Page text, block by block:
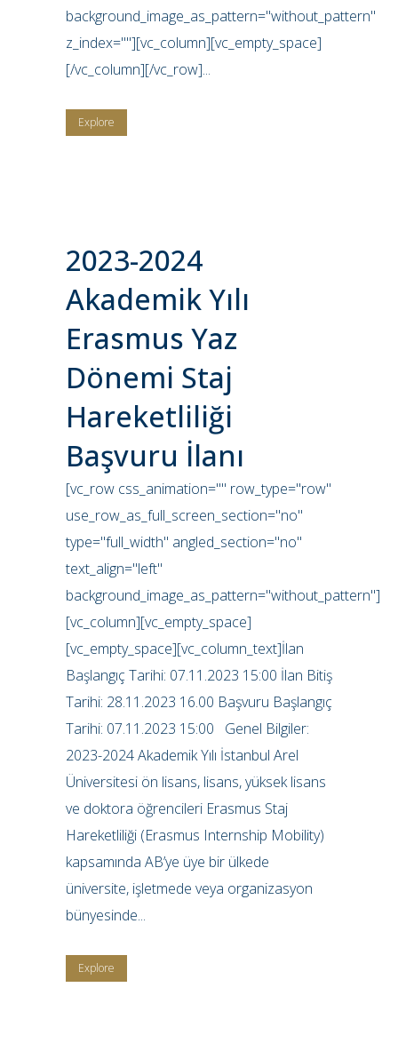
background_image_as_pattern="without_pattern"
z_index=""][vc_column][vc_empty_space]
[/vc_column][/vc_row]...
Explore
2023-2024
Akademik Yılı
Erasmus Yaz
Dönemi Staj
Hareketliliği
Başvuru İlanı
[vc_row css_animation="" row_type="row"
use_row_as_full_screen_section="no"
type="full_width" angled_section="no"
text_align="left"
background_image_as_pattern="without_pattern"]
[vc_column][vc_empty_space]
[vc_empty_space][vc_column_text]İlan
Başlangıç Tarihi: 07.11.2023 15:00 İlan Bitiş
Tarihi: 28.11.2023 16.00 Başvuru Başlangıç
Tarihi: 07.11.2023 15:00 Genel Bilgiler:
2023-2024 Akademik Yılı İstanbul Arel
Üniversitesi ön lisans, lisans, yüksek lisans
ve doktora öğrencileri Erasmus Staj
Hareketliliği (Erasmus Internship Mobility)
kapsamında AB’ye üye bir ülkede
üniversite, işletmede veya organizasyon
bünyesinde...
Explore